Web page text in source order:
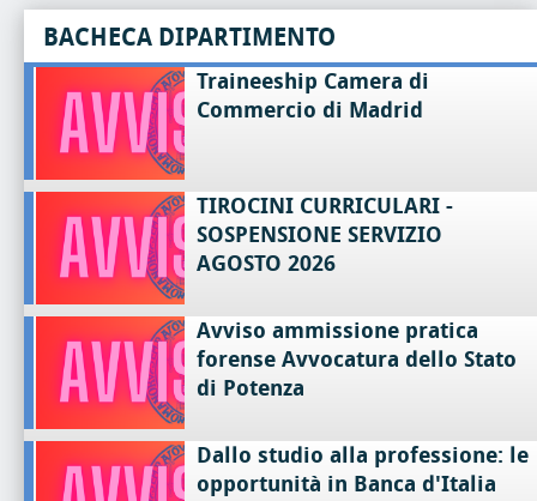
BACHECA DIPARTIMENTO
Traineeship Camera di
Commercio di Madrid
TIROCINI CURRICULARI -
SOSPENSIONE SERVIZIO
AGOSTO 2026
Avviso ammissione pratica
forense Avvocatura dello Stato
di Potenza
Dallo studio alla professione: le
opportunità in Banca d'Italia